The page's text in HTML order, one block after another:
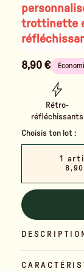
trottinette
8,90 €
Rétro-
réfléchissants
Choisis ton lot :
1
DESCRIPTION